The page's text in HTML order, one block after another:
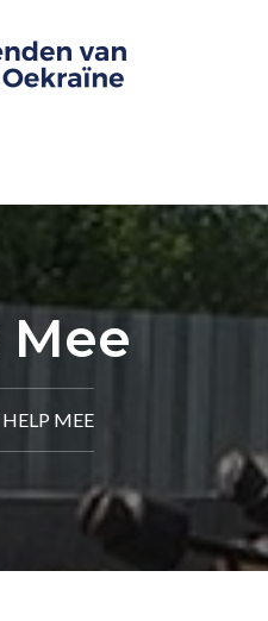
HELP MEE